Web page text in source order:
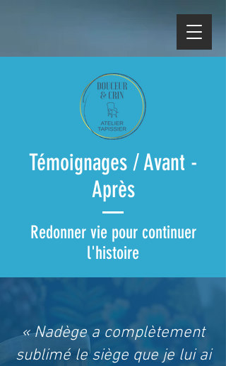
Témoignages / Avant -
Après
Redonner vie pour continuer
l'histoire
« Nadège a complètement
sublimé le siège que je lui ai